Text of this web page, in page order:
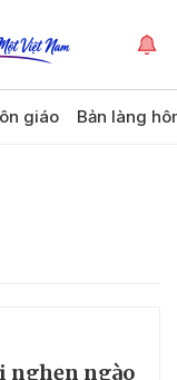
giáo Bản làng
nghẹn ngào